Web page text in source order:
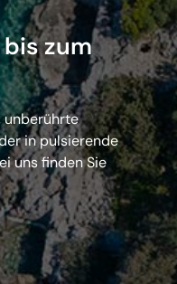
zum
unberührte
in pulsierende
uns finden Sie